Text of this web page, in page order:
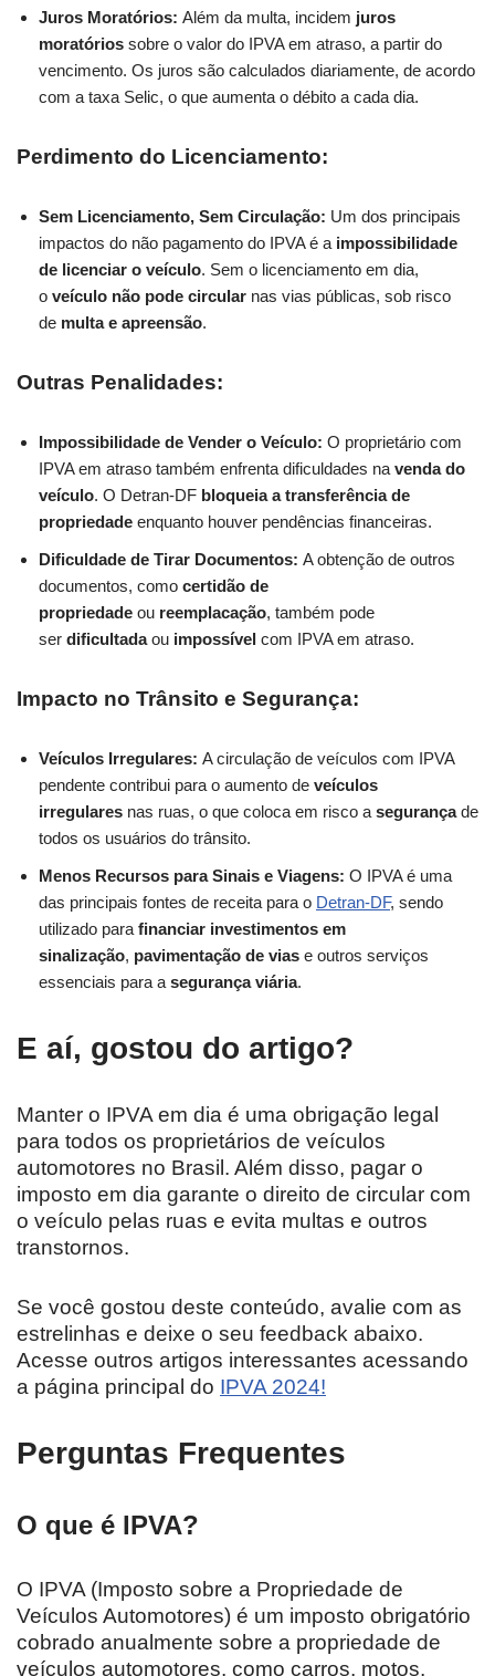
Juros Moratórios: Além da multa, incidem juros
moratórios sobre o valor do IPVA em atraso, a partir do
vencimento. Os juros são calculados diariamente, de acordo
com a taxa Selic, o que aumenta o débito a cada dia.
Perdimento do Licenciamento:
Sem Licenciamento, Sem Circulação: Um dos principais
impactos do não pagamento do IPVA é a impossibilidade
de licenciar o veículo. Sem o licenciamento em dia,
o veículo não pode circular nas vias públicas, sob risco
de multa e apreensão.
Outras Penalidades:
Impossibilidade de Vender o Veículo: O proprietário com
IPVA em atraso também enfrenta dificuldades na venda do
veículo. O Detran-DF bloqueia a transferência de
propriedade enquanto houver pendências financeiras.
Dificuldade de Tirar Documentos: A obtenção de outros
documentos, como certidão de
propriedade ou reemplacação, também pode
ser dificultadaou impossível com IPVA em atraso.
Impacto no Trânsito e Segurança:
Veículos Irregulares: A circulação de veículos com IPVA
pendente contribui para o aumento de veículos
irregulares nas ruas, o que coloca em risco a segurançade
todos os usuários do trânsito.
Menos Recursos para Sinais e Viagens: O IPVA é uma
das principais fontes de receita para o Detran-DF, sendo
utilizado para financiar investimentos em
sinalização, pavimentação de vias e outros serviços
essenciais para a segurança viária.
E aí, gostou do artigo?
Manter o IPVA em dia é uma obrigação legal
para todos os proprietários de veículos
automotores no Brasil. Além disso, pagar o
imposto em dia garante o direito de circular com
o veículo pelas ruas e evita multas e outros
transtornos.
Se você gostou deste conteúdo, avalie com as
estrelinhas e deixe o seu feedback abaixo.
Acesse outros artigos interessantes acessando
a página principal do IPVA 2024!
Perguntas Frequentes
O que é IPVA?
O IPVA (Imposto sobre a Propriedade de
Veículos Automotores) é um imposto obrigatório
cobrado anualmente sobre a propriedade de
veículos automotores, como carros, motos,